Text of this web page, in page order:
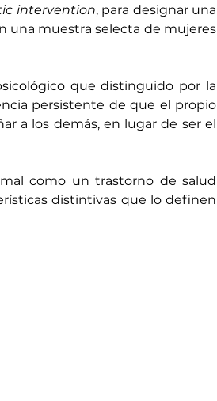
intervention, para designar una
una muestra selecta de mujeres
que distinguido por la
persistente de que el propio
a los demás, en lugar de ser el
como un trastorno de salud
distintivas que lo definen